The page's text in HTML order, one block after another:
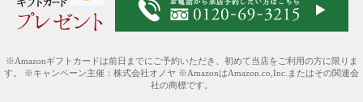
※Amazonギフトカードは前日までにご予約いただき、初めて当店をご利用の方に限りま
す。 ※キャンペーン主催：株式会社オノヤ ※AmazonはAmazon.co,Inc.またはその関連会
社の商標です。